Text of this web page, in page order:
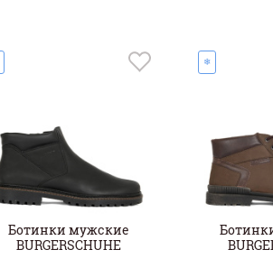
Ботинки мужские
BURGERSCHUHE
❄